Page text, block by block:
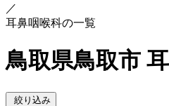
／
耳鼻咽喉科の一覧
鳥取県鳥取市
絞り込み